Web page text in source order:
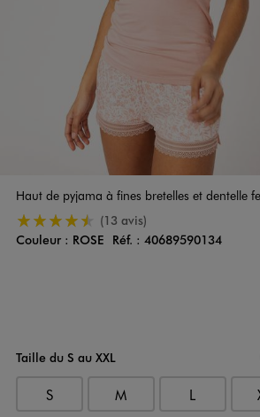
Haut de pyjama à fines bretelles et dentelle
4.5/5 de moyenne
(13 avis)
Couleur
Couleur : ROSE Réf. : 40689590134
Taille du S au XXL
S M L